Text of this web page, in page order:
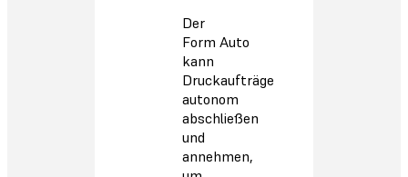
Der
Form Auto
kann
Druckaufträge
autonom
abschließen
und
annehmen,